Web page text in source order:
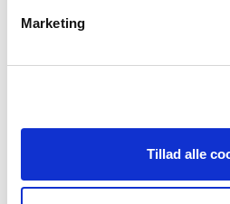
Marketing
Tillad alle
Service
Dit serviceabonnement